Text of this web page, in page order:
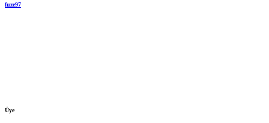
fuze97
Üye